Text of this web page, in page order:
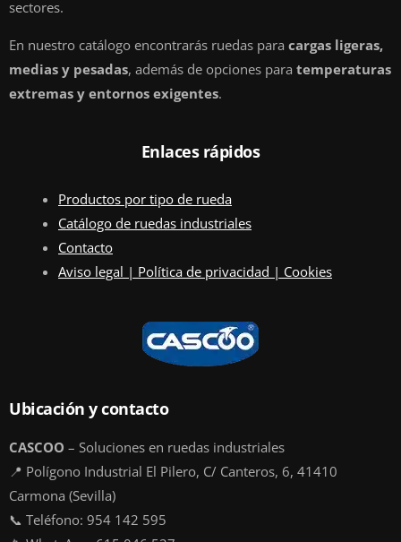
sectores.
En nuestro catálogo encontrarás ruedas para cargas ligeras,
medias y pesadas, además de opciones para temperaturas
extremas y entornos exigentes.
Enlaces rápidos
Productos por tipo de rueda
Catálogo de ruedas industriales
Contacto
Aviso legal | Política de privacidad | Cookies
Ubicación y contacto
CASCOO – Soluciones en ruedas industriales
📍 Polígono Industrial El Pilero, C/ Canteros, 6, 41410
Carmona (Sevilla)
📞 Teléfono: 954 142 595